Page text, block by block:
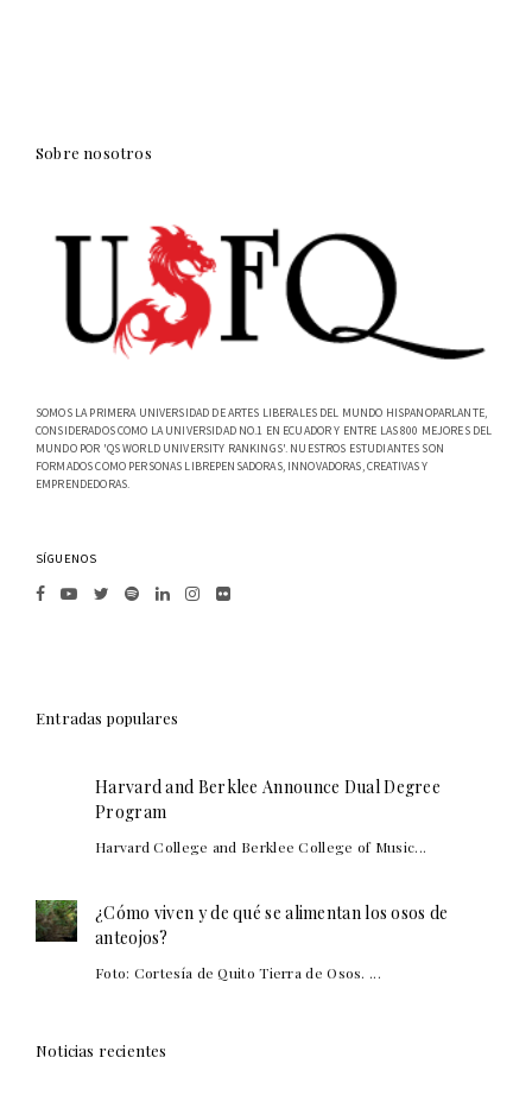
Sobre nosotros
SOMOS LA PRIMERA UNIVERSIDAD DE ARTES LIBERALES DEL MUNDO HISPANOPARLANTE,
CONSIDERADOS COMO LA UNIVERSIDAD NO.1 EN ECUADOR Y ENTRE LAS 800 MEJORES DEL
MUNDO POR 'QS WORLD UNIVERSITY RANKINGS'. NUESTROS ESTUDIANTES SON
FORMADOS COMO PERSONAS LIBREPENSADORAS, INNOVADORAS, CREATIVAS Y
EMPRENDEDORAS.
SÍGUENOS
Entradas populares
Harvard and Berklee Announce Dual Degree
Program
Harvard College and Berklee College of Music...
¿Cómo viven y de qué se alimentan los osos de
anteojos?
Foto: Cortesía de Quito Tierra de Osos. ...
Noticias recientes